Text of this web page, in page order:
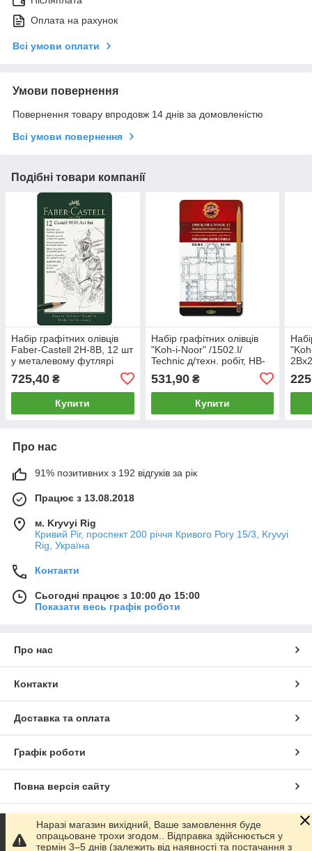
Оплата на рахунок
Всі умови оплати
Умови повернення
Повернення товару впродовж 14 днів за домовленістю
Всі умови повернення
Подібні товари компанії
Набір графітних олівців
Faber-Castell 2H-8B, 12 шт
у металевому футлярі
725,40 ₴
Купити
Набір графітних олівців
"Koh-i-Noor" /1502.I/
Technic д/техн. робіт, HB-
(1/12)
531,90₴
Купити
Про нас
91% позитивних з 192 відгуків за рік
Працює з 13.08.2018
м. Kryvyi Rig
Кривий Ріг, проспект 200 річчя Кривого Рогу 15/3, Kryvyi
Rig, Україна
Контакти
Сьогодні працює з 10:00 до 15:00
Показати весь графік роботи
Про нас
Контакти
Доставка та оплата
Графік роботи
Повна версія сайту
Сайт створено на маркетплейсі
Наразі магазин вихідний, Ваше замовлення буде
опрацьоване трохи згодом.. Відправка здійснюється у
термін 3–5 днів (залежить від наявності та постачання з